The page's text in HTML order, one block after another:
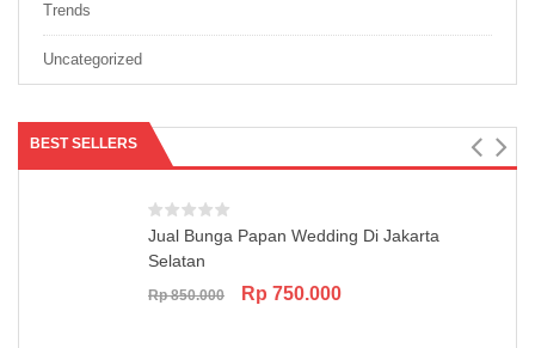
Trends
Uncategorized
BEST SELLERS
Jual Bunga Papan Wedding Di Jakarta
Selatan
Rp850.000
Original
Rp 750.000Current